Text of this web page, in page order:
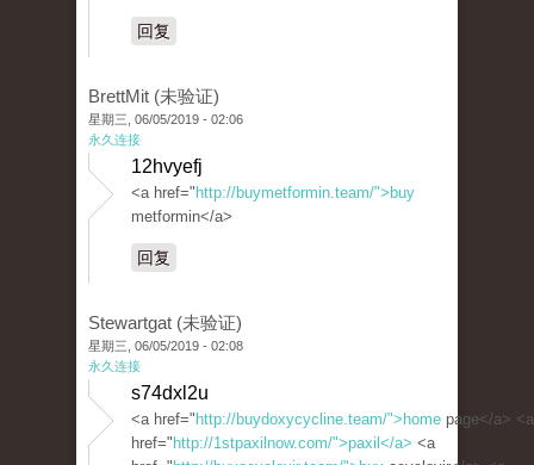
回复
BrettMit (未验证)
星期三, 06/05/2019 - 02:06
永久连接
12hvyefj
<a href=" http://buymetformin.team/">buy
metformin</a>
回复
Stewartgat (未验证)
星期三, 06/05/2019 - 02:08
永久连接
s74dxl2u
<a href=" http://buydoxycycline.team/">home page</a> <a
href=" http://1stpaxilnow.com/">paxil</a> <a